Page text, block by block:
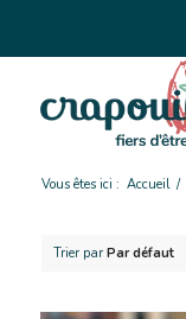
Vous êtes ici : Accueil /
Trier par Par défaut